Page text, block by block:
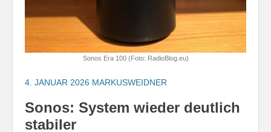
Sonos Era 100 (Foto: RadioBlog.eu)
4. JANUAR 2026 MARKUSWEIDNER
Sonos: System wieder deutlich
stabiler